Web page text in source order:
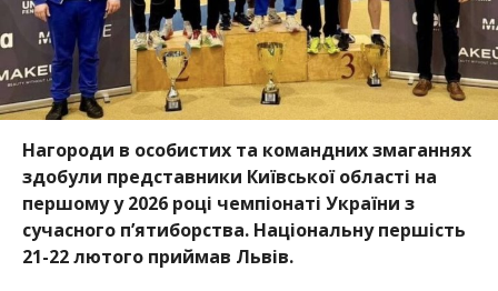
Нагороди в особистих та командних змаганнях
здобули представники Київської області на
першому у 2026 році чемпіонаті України з
сучасного пʼятиборства. Національну першість
21-22 лютого приймав Львів.